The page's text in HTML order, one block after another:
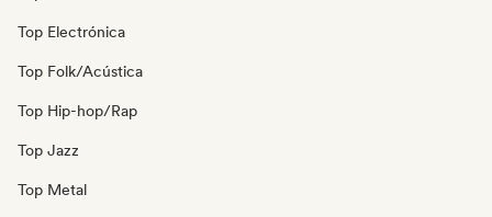
Top Electrónica
Top Folk/Acústica
Top Hip-hop/Rap
Top Jazz
Top Metal